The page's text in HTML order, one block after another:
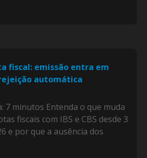
fiscal: emissão entra em
automática
7 minutos Entenda o que muda
fiscais com IBS e CBS desde 3
e por que a ausência dos